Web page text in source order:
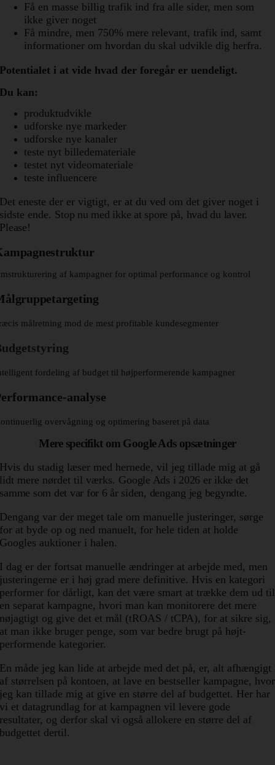
Få en masse billig trafik ind fra alle sider, men som
ikke giver noget
Få mindre, men 750% mere relevant, trafik ind, samt
informationer om hvordan du skal udvikle dig herfra.
Potentialet i at vide hvad der foregår er uendeligt.
Du kan:
produktudvikle
udforske nye markeder
udforske nye kanaler
teste nyt billedemateriale
testet nyt videomateriale
teste influencere
Det eneste der er vigtigt, er at du ved om det giver noget i
sidste ende. Stop nu med ikke at spore på, hvad du laver.
Please!
af kampagner for optimal performance og kontrol
målretning mod de mest profitable kundesegmenter
fordeling af budget til højperformerende kampagner
analyse
overvågning og optimering baseret på data
Mere specifikt om Google Ads opsætninger
Hvis du stadig læser med hernede, vil jeg tillade mig at gå
lidt mere nørdet til værks. Google Ads i 2026 er ikke det
samme som det var for 6 år siden, dengang jeg begyndte.
Dengang var der meget tale om manuelle justeringer, sørge
for at byde op og ned manuelt, for hele tiden at holde
Googles auktioner i halen.
I dag er der fortsat manuelle ændringer at arbejde med, men
justeringerne er i høj grad mere definitive. Hvis en kategori
performer for dårligt, kan det være smart at trække dem ud til
en separat kampagne, hvori man kan monitorere det mere
nøjagtigt og give det et mål (tROAS / tCPA), for at sikre sig,
at man ikke bruger penge, som var bedre brugt på højt-
performende kategorier.
En måde jeg kan lide at arbejde med det på, er, alt afhængigt
af størrelsen på kontoen, at lave en bestseller kampagne, hvor
jeg kan tillade mig at give en større del af budgettet. Her har
vi et datagrundlag for at kampagnen vil levere gode
resultater, og derfor skal vi også allokere en større del af
budgettet dertil.